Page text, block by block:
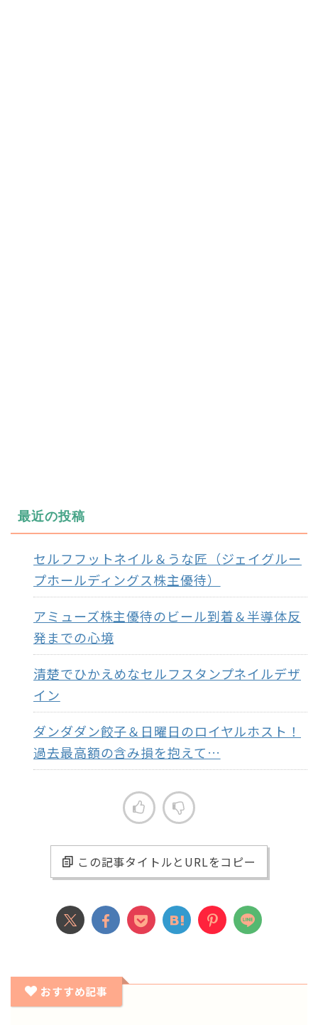
最近の投稿
セルフフットネイル＆うな匠（ジェイグルー
プホールディングス株主優待）
アミューズ株主優待のビール到着＆半導体反
発までの心境
清楚でひかえめなセルフスタンプネイルデザ
イン
ダンダダン餃子＆日曜日のロイヤルホスト！
過去最高額の含み損を抱えて…
この記事タイトルとURLをコピー
おすすめ記事